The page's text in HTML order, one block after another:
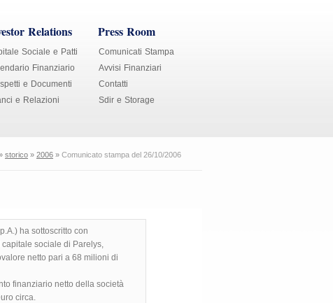
Relations
Sociale e Patti
Finanziario
e Documenti
e Relazioni
Press Room
Comunicati Stampa
Avvisi Finanziari
Contatti
Sdir e Storage
storico » 2006 » Comunicato stampa del 26/10/2006
ha sottoscritto con
sociale di Parelys,
netto pari a 68 milioni di
finanziario netto della società
circa.